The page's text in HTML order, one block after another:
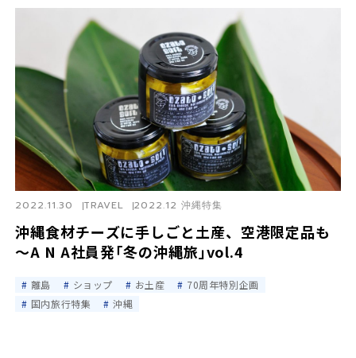
沖縄食材チーズに手しごと土産、空港限定品も
～A N A社員発｢冬の沖縄旅｣vol.4
2022.11.30 TRAVEL 2022.12 沖縄特集
離島 ショップ お土産
70周年特別企画
国内旅行特集
沖縄